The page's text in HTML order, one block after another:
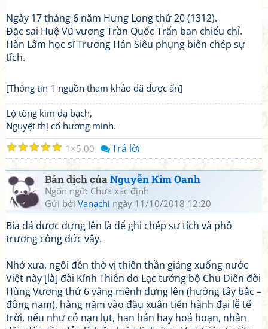
Ngày 17 tháng 6 năm Hưng Long thứ 20 (1312).
Đặc sai Huệ Vũ vương Trần Quốc Trẩn ban chiếu chỉ.
Hàn Lâm học sĩ Trương Hán Siêu phụng biên chép sự
tích.
[Thông tin 1 nguồn tham khảo đã được ẩn]
Lộ tòng kim dạ bạch,
Nguyệt thị cố hương minh.
☆
☆
☆
☆
☆ 1 5.00 Trả lời
Bản dịch củaNguyễn Kim Oanh
Ngôn ngữ: Chưa xác định
Gửi bởi Vanachi ngày 11/10/2018 12:20
Bia đá được dựng lên là để ghi chép sự tích và phô
trương công đức vậy.
Nhớ xưa, ngôi đền thờ vị thiên thần giáng xuống nước
Việt này [là] đài Kính Thiên do Lạc tướng bộ Chu Diên đời
Hùng Vương thứ 6 vâng mệnh dựng lên (hướng tây bắc –
đông nam), hàng năm vào đầu xuân tiến hành đại lễ tế
trời, nếu như có nạn lụt, hạn hán hay hoả hoạn, nhân